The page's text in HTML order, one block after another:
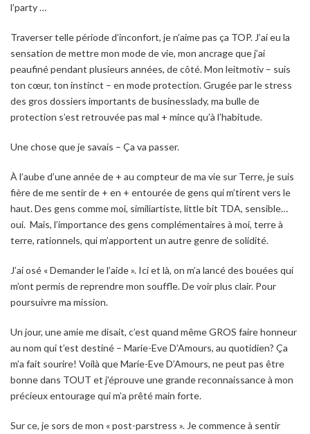
l’party …
Traverser telle période d’inconfort, je n’aime pas ça TOP. J’ai eu la
sensation de mettre mon mode de vie, mon ancrage que j’ai
peaufiné pendant plusieurs années, de côté. Mon leitmotiv – suis
ton cœur, ton instinct – en mode protection. Grugée par le stress
des gros dossiers importants de businesslady, ma bulle de
protection s’est retrouvée pas mal + mince qu’à l’habitude.
Une chose que je savais – Ça va passer.
À l’aube d’une année de + au compteur de ma vie sur Terre, je suis
fière de me sentir de + en + entourée de gens qui m’tirent vers le
haut. Des gens comme moi, similiartiste, little bit TDA, sensible…
oui. Mais, l’importance des gens complémentaires à moi, terre à
terre, rationnels, qui m’apportent un autre genre de solidité.
J’ai osé « Demander le l’aide ». Ici et là, on m’a lancé des bouées qui
m’ont permis de reprendre mon souffle. De voir plus clair. Pour
poursuivre ma mission.
Un jour, une amie me disait, c’est quand même GROS faire honneur
au nom qui t’est destiné – Marie-Eve D’Amours, au quotidien? Ça
m’a fait sourire! Voilà que Marie-Eve D’Amours, ne peut pas être
bonne dans TOUT et j’éprouve une grande reconnaissance à mon
précieux entourage qui m’a prêté main forte.
Sur ce, je sors de mon « post-parstress ». Je commence à sentir